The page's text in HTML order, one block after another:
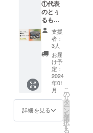
を用意
する予
定で
す。 ※
会場規
模は、
現地参
加を希
望され
る支援
者様の
人数次
第で変
更にな
る可能
性があ
ご利用
も可能
です ※
ご相談
内容や
日時等
は別途
メール
にてや
り取り
させて
いただ
きま
す。
お菓子
缶（1
つ） 宝
石みた
いなお
菓子を
販売し
ている
『花と
寅』さ
んとコ
ラボし
キー缶
をお届
※ロゴ等
の掲載
を希望
される
場合、
「ロゴ
画像掲
載希
望」と
備考欄
に追記
してく
い。こ
ちらか
リース
イベン
トにご
招待い
たしま
す。 当
日来ら
れない
場合
も、
ZoomU
RLを配
すの
で、オ
の悩み
につい
て ・日
常的に
使える
テク
ニック
やコ
ミュニ
ケー
ション
アプ
ローチ
・認知
ぜひ、
Unwind
スポン
サーと
して、
一緒に
tawagr
amを作
り上
げ、広
めてい
く仲間
になっ
ていた
①代表
のとぅ
るもち
が 企
業、学
校、団
体様向
けに 全
国どこ
でも出
張公演
させて
いただ
きま
す！！
（1回：
支援
者：
3人
お届
け予
定：
2024
年01
月
詳細を見る
こ
の
リ
タ
ー
ン
を
選
択
す
る